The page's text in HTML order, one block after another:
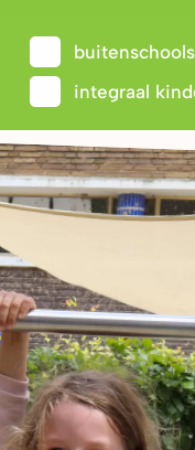
integraal